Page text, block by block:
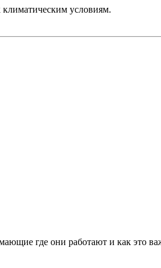
климатическим условиям.
где они работают и как это